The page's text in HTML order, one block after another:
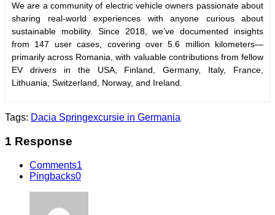
We are a community of electric vehicle owners passionate about
sharing real-world experiences with anyone curious about
sustainable mobility. Since 2018, we’ve documented insights
from 147 user cases, covering over 5.6 million kilometers—
primarily across Romania, with valuable contributions from fellow
EV drivers in the USA, Finland, Germany, Italy, France,
Lithuania, Switzerland, Norway, and Ireland.
Tags: Dacia Springexcursie in Germania
1 Response
Comments1
Pingbacks0